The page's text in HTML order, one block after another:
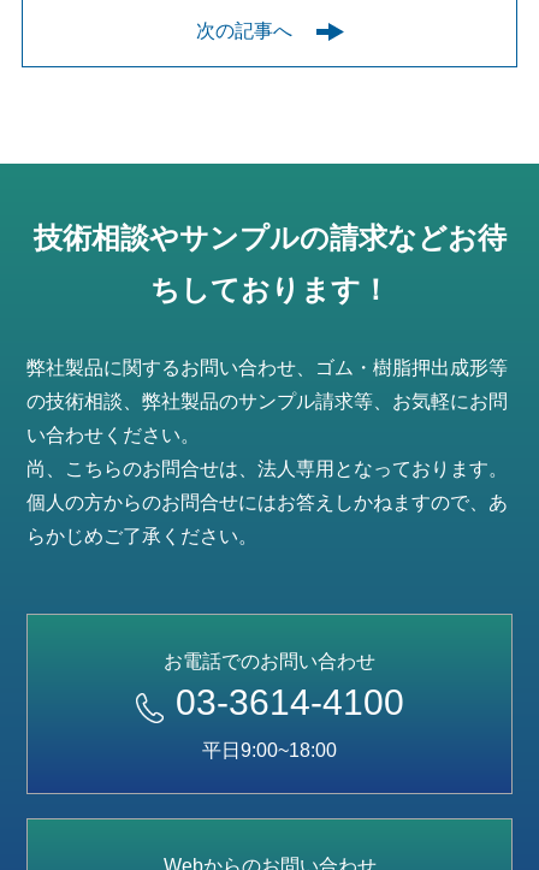
次の記事へ
技術相談やサンプルの請求などお待
ちしております！
弊社製品に関するお問い合わせ、ゴム・樹脂押出成形等
の技術相談、弊社製品のサンプル請求等、お気軽にお問
い合わせください。
尚、こちらのお問合せは、法人専用となっております。
個人の方からのお問合せにはお答えしかねますので、あ
らかじめご了承ください。
お電話でのお問い合わせ
03-3614-4100
平日9:00~18:00
Webからのお問い合わせ